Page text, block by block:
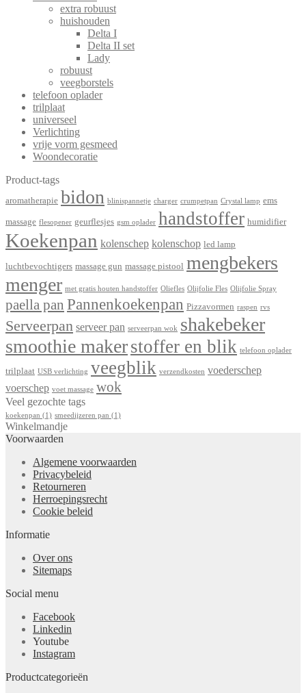
extra robuust
huishouden
Delta I
Delta II set
Lady
robuust
veegborstels
telefoon oplader
trilplaat
universeel
Verlichting
vrije vorm gesmeed
Woondecoratie
Product-tags
aromatherapie bidon blinispannetje charger crumpetpan Crystal lamp ems
massage flesopener geurflesjes gsm oplader handstoffer humidifier
Koekenpan kolenschep kolenschop led lamp
luchtbevochtigers massage gun massage pistool mengbekers
menger met gratis houten handstoffer Oliefles Olijfolie Fles Olijfolie Spray
paella pan Pannenkoekenpan Pizzavormen raspen rvs
Serveerpan serveer pan serveerpan wok shakebeker
smoothie makerstoffer en blik telefoon oplader
trilplaat USB verlichting veegblik verzendkosten voederschep
voerschep voet massage wok
Veel gezochte tags
koekenpan (1) smeedijzeren pan (1)
Winkelmandje
Voorwaarden
Algemene voorwaarden
Privacybeleid
Retourneren
Herroepingsrecht
Cookie beleid
Informatie
Over ons
Sitemaps
Social menu
Facebook
Linkedin
Youtube
Instagram
Productcategorieën